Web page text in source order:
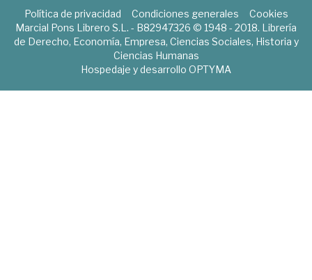
Política de privacidad Condiciones generales
Cookies
Marcial Pons Librero S.L. - B82947326 © 1948 - 2018. Librería
de Derecho, Economía, Empresa, Ciencias Sociales, Historia y
Ciencias Humanas
Hospedaje y desarrollo OPTYMA